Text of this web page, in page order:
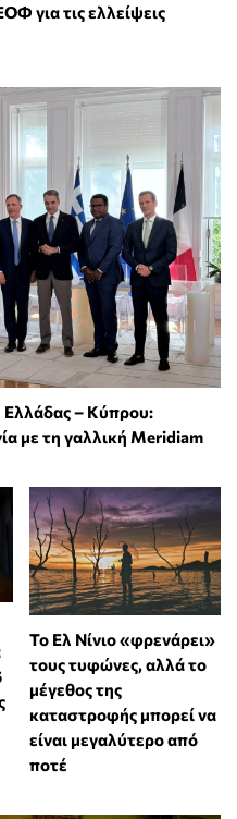
για τις ελλείψεις
Ελλάδας – Κύπρου:
με τη γαλλική Meridiam
Το Ελ Νίνιο «φρενάρει»
τους τυφώνες, αλλά το
μέγεθος της
καταστροφής μπορεί να
είναι μεγαλύτερο από
ποτέ